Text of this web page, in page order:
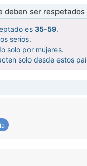
deben ser respetados
es 35-59.
serios.
solo por mujeres.
solo desde estos